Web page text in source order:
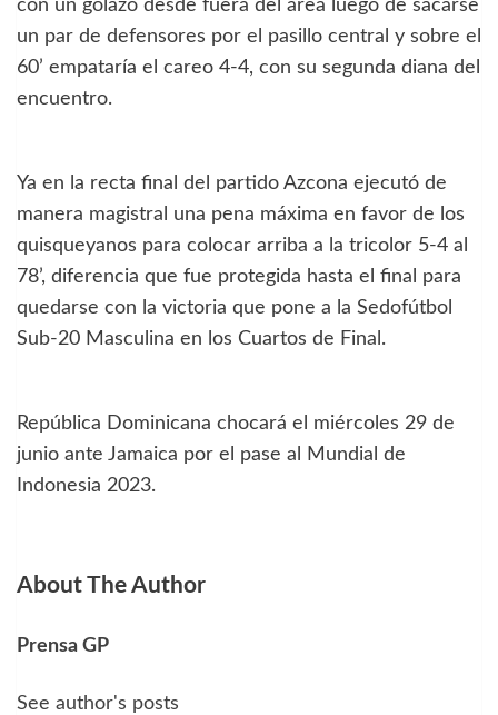
con un golazo desde fuera del área luego de sacarse
un par de defensores por el pasillo central y sobre el
60’ empataría el careo 4-4, con su segunda diana del
encuentro.
Ya en la recta final del partido Azcona ejecutó de
manera magistral una pena máxima en favor de los
quisqueyanos para colocar arriba a la tricolor 5-4 al
78’, diferencia que fue protegida hasta el final para
quedarse con la victoria que pone a la Sedofútbol
Sub-20 Masculina en los Cuartos de Final.
República Dominicana chocará el miércoles 29 de
junio ante Jamaica por el pase al Mundial de
Indonesia 2023.
About The Author
Prensa GP
See author's posts